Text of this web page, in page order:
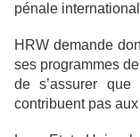
pénale
HRW demande
ses programmes
de s’assurer
contribuent pas